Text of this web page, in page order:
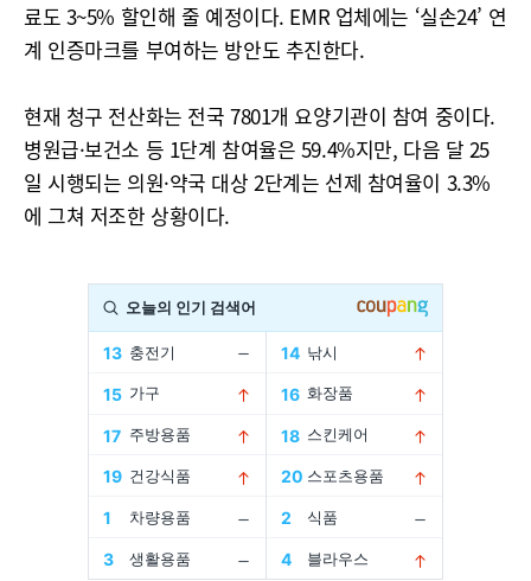
료도 3~5% 할인해 줄 예정이다. EMR 업체에는 ‘실손24’ 연
계 인증마크를 부여하는 방안도 추진한다.
현재 청구 전산화는 전국 7801개 요양기관이 참여 중이다.
병원급·보건소 등 1단계 참여율은 59.4%지만, 다음 달 25
일 시행되는 의원·약국 대상 2단계는 선제 참여율이 3.3%
에 그쳐 저조한 상황이다.